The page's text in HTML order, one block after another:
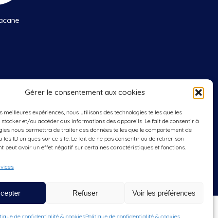
Gérer le consentement aux cookies
meilleures expériences, nous utilisons des technologies telles que les
stocker et/ou accéder aux informations des appareils. Le fait de consentir à
nous permettra de traiter des données telles que le comportement de
les ID uniques sur ce site. Le fait de ne pas consentir ou de retirer son
peut avoir un effet négatif sur certaines caractéristiques et fonctions.
Refuser Voir les préférences
de confidentialité & cookiesPolitique de confidentialité & cookies
: 9h00 à 12h00